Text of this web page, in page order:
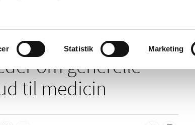
Statistik Marketing
om generelle
til medicin